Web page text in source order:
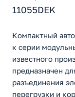
11055DEK
Компактный
к серии
известного
предназначен
разъединения
перегрузки и